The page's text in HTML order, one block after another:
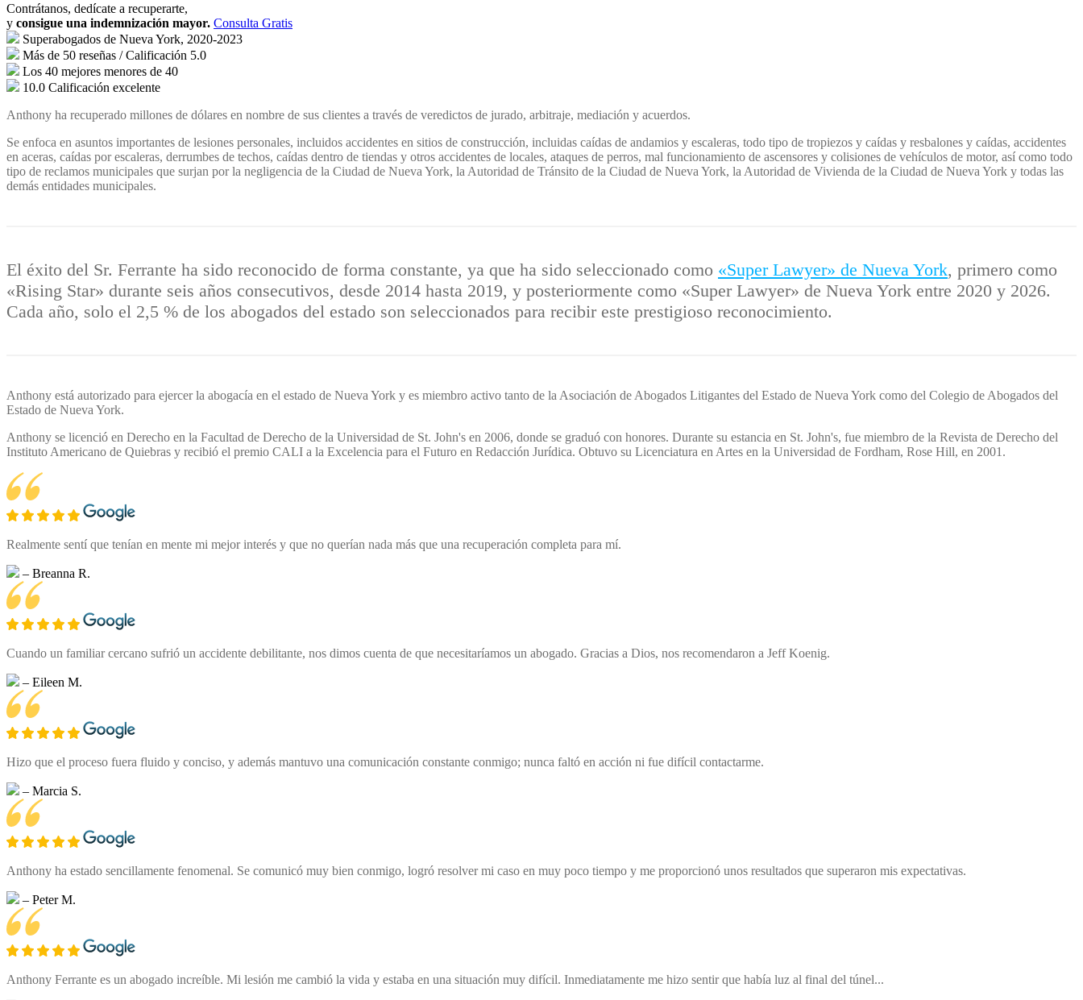
Contrátanos, dedícate a recuperarte,
y consigue una indemnización mayor. Consulta Gratis
Superabogados de Nueva York, 2020-2023
Más de 50 reseñas / Calificación 5.0
Los 40 mejores menores de 40
10.0 Calificación excelente
Anthony ha recuperado millones de dólares en nombre de sus clientes a través de veredictos de jurado, arbitraje, mediación y acuerdos.
Se enfoca en asuntos importantes de lesiones personales, incluidos accidentes en sitios de construcción, incluidas caídas de andamios y escaleras, todo tipo de tropiezos y caídas y resbalones y caídas, accidentes
en aceras, caídas por escaleras, derrumbes de techos, caídas dentro de tiendas y otros accidentes de locales, ataques de perros, mal funcionamiento de ascensores y colisiones de vehículos de motor, así como todo
tipo de reclamos municipales que surjan por la negligencia de la Ciudad de Nueva York, la Autoridad de Tránsito de la Ciudad de Nueva York, la Autoridad de Vivienda de la Ciudad de Nueva York y todas las
demás entidades municipales.
El éxito del Sr. Ferrante ha sido reconocido de forma constante, ya que ha sido seleccionado como «Super Lawyer» de Nueva York, primero como
«Rising Star» durante seis años consecutivos, desde 2014 hasta 2019, y posteriormente como «Super Lawyer» de Nueva York entre 2020 y 2026.
Cada año, solo el 2,5 % de los abogados del estado son seleccionados para recibir este prestigioso reconocimiento.
Anthony está autorizado para ejercer la abogacía en el estado de Nueva York y es miembro activo tanto de la Asociación de Abogados Litigantes del Estado de Nueva York como del Colegio de Abogados del
Estado de Nueva York.
Anthony se licenció en Derecho en la Facultad de Derecho de la Universidad de St. John's en 2006, donde se graduó con honores. Durante su estancia en St. John's, fue miembro de la Revista de Derecho del
Instituto Americano de Quiebras y recibió el premio CALI a la Excelencia para el Futuro en Redacción Jurídica. Obtuvo su Licenciatura en Artes en la Universidad de Fordham, Rose Hill, en 2001.
Realmente sentí que tenían en mente mi mejor interés y que no querían nada más que una recuperación completa para mí.
– Breanna R.
Cuando un familiar cercano sufrió un accidente debilitante, nos dimos cuenta de que necesitaríamos un abogado. Gracias a Dios, nos recomendaron a Jeff Koenig.
– Eileen M.
Hizo que el proceso fuera fluido y conciso, y además mantuvo una comunicación constante conmigo; nunca faltó en acción ni fue difícil contactarme.
– Marcia S.
Anthony ha estado sencillamente fenomenal. Se comunicó muy bien conmigo, logró resolver mi caso en muy poco tiempo y me proporcionó unos resultados que superaron mis expectativas.
– Peter M.
Anthony Ferrante es un abogado increíble. Mi lesión me cambió la vida y estaba en una situación muy difícil. Inmediatamente me hizo sentir que había luz al final del túnel...